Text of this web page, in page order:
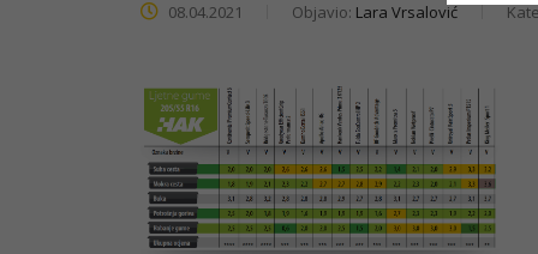
08.04.2021 Objavio: Lara Vrsalović